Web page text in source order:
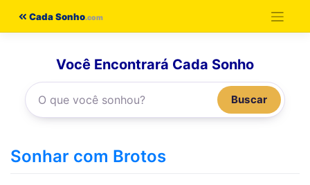
Cada Sonho
Você Encontrará Cada Sonho
Buscar
Sonhar com Brotos